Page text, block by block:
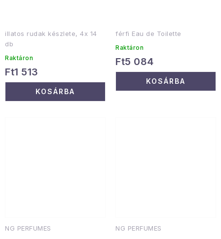
illatos rudak készlete, 4x 14
db
Raktáron
Ft1 513
KOSÁRBA
férfi Eau de Toilette
Raktáron
Ft5 084
KOSÁRBA
NG PERFUMES NG PERFUMES